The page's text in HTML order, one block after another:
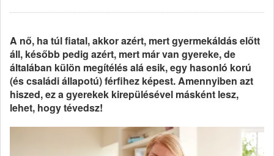
A nő, ha túl fiatal, akkor azért, mert gyermekáldás előtt
áll, később pedig azért, mert már van gyereke, de
általában külön megítélés alá esik, egy hasonló korú
(és családi állapotú) férfihez képest. Amennyiben azt
hiszed, ez a gyerekek kirepülésével másként lesz,
lehet, hogy tévedsz!